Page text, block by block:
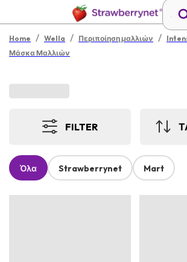
Home / Wella / Περιποίηση μαλλιών /
Μάσκα Μαλλιών
FILTER
Όλα Strawberrynet Mart